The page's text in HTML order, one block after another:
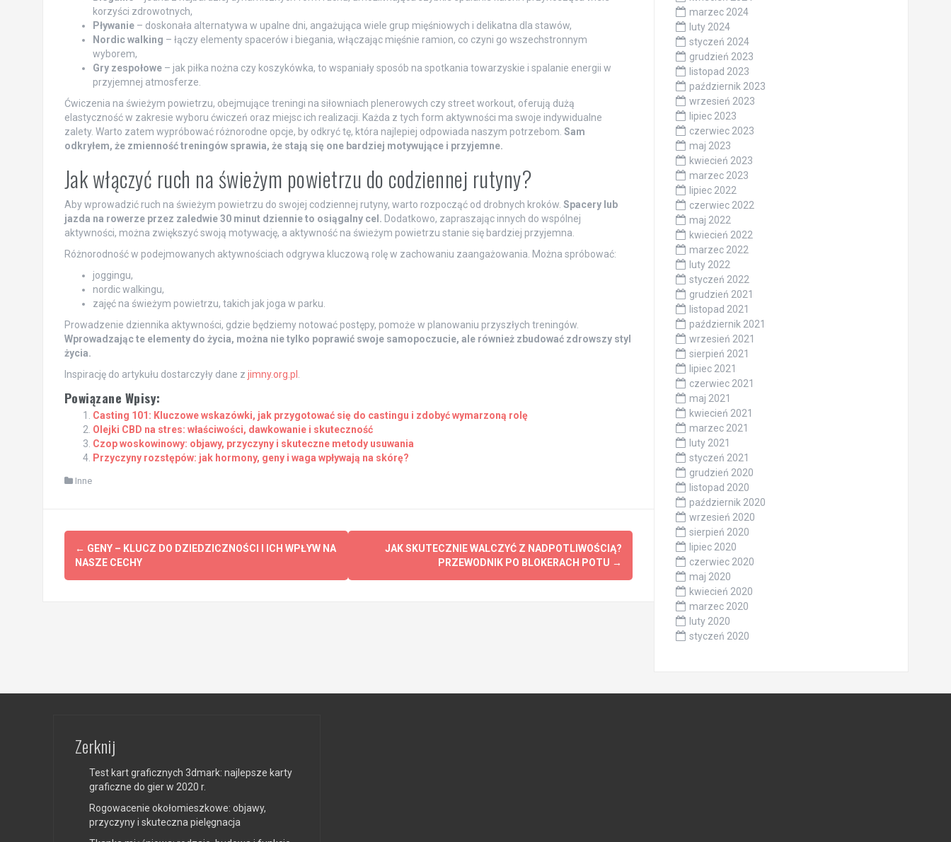
korzyści zdrowotnych,
Pływanie– doskonała alternatywa w upalne dni, angażująca wiele grup mięśniowych i delikatna dla stawów,
Nordic walking – łączy elementy spacerów i biegania, włączając mięśnie ramion, co czyni go wszechstronnym
wyborem,
Gry zespołowe– jak piłka nożna czy koszykówka, to wspaniały sposób na spotkania towarzyskie i spalanie energii w
przyjemnej atmosferze.
Ćwiczenia na świeżym powietrzu, obejmujące treningi na siłowniach plenerowych czy street workout, oferują dużą
elastyczność w zakresie wyboru ćwiczeń oraz miejsc ich realizacji. Każda z tych form aktywności ma swoje indywidualne
zalety. Warto zatem wypróbować różnorodne opcje, by odkryć tę, która najlepiej odpowiada naszym potrzebom. Sam
odkryłem, że zmienność treningów sprawia, że stają się one bardziej motywujące i przyjemne.
Jak włączyć ruch na świeżym powietrzu do codziennej rutyny?
Aby wprowadzić ruch na świeżym powietrzu do swojej codziennej rutyny, warto rozpocząć od drobnych kroków. Spacery lub
jazda na rowerze przez zaledwie 30 minut dziennie to osiągalny cel. Dodatkowo, zapraszając innych do wspólnej
aktywności, można zwiększyć swoją motywację, a aktywność na świeżym powietrzu stanie się bardziej przyjemna.
Różnorodność w podejmowanych aktywnościach odgrywa kluczową rolę w zachowaniu zaangażowania. Można spróbować:
joggingu,
nordic walkingu,
zajęć na świeżym powietrzu, takich jak joga w parku.
Prowadzenie dziennika aktywności, gdzie będziemy notować postępy, pomoże w planowaniu przyszłych treningów.
Wprowadzając te elementy do życia, można nie tylko poprawić swoje samopoczucie, ale również zbudować zdrowszy styl
życia.
Inspirację do artykułu dostarczyły dane z jimny.org.pl .
Powiązane Wpisy:
Casting 101: Kluczowe wskazówki, jak przygotować się do castingu i zdobyć wymarzoną rolę
Olejki CBD na stres: właściwości, dawkowanie i skuteczność
Czop woskowinowy: objawy, przyczyny i skuteczne metody usuwania
Przyczyny rozstępów: jak hormony, geny i waga wpływają na skórę?
Inne
Post
navigation
← GENY – KLUCZ DO DZIEDZICZNOŚCI I ICH WPŁYW NA
NASZE CECHY
JAK SKUTECZNIE WALCZYĆ Z NADPOTLIWOŚCIĄ?
PRZEWODNIK PO BLOKERACH POTU →
marzec 2024
luty 2024
styczeń 2024
grudzień 2023
listopad 2023
październik 2023
wrzesień 2023
lipiec 2023
czerwiec 2023
maj 2023
kwiecień 2023
marzec 2023
lipiec 2022
czerwiec 2022
maj 2022
kwiecień 2022
marzec 2022
luty 2022
styczeń 2022
grudzień 2021
listopad 2021
październik 2021
wrzesień 2021
sierpień 2021
lipiec 2021
czerwiec 2021
maj 2021
kwiecień 2021
marzec 2021
luty 2021
styczeń 2021
grudzień 2020
listopad 2020
październik 2020
wrzesień 2020
sierpień 2020
lipiec 2020
czerwiec 2020
maj 2020
kwiecień 2020
marzec 2020
luty 2020
styczeń 2020
Zerknij
Test kart graficznych 3dmark: najlepsze karty
graficzne do gier w 2020 r.
Rogowacenie okołomieszkowe: objawy,
przyczyny i skuteczna pielęgnacja